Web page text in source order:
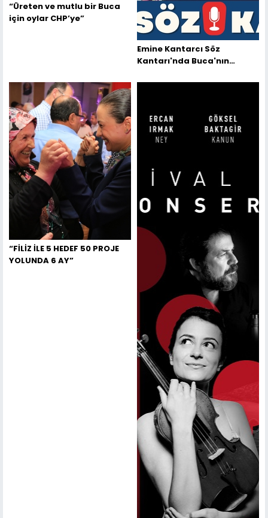
“Üreten ve mutlu bir Buca
için oylar CHP’ye”
Emine Kantarcı Söz
Kantarı'nda Buca'nın
Yazdı
“FİLİZ İLE 5 HEDEF 50 PROJE
YOLUNDA 6 AY”